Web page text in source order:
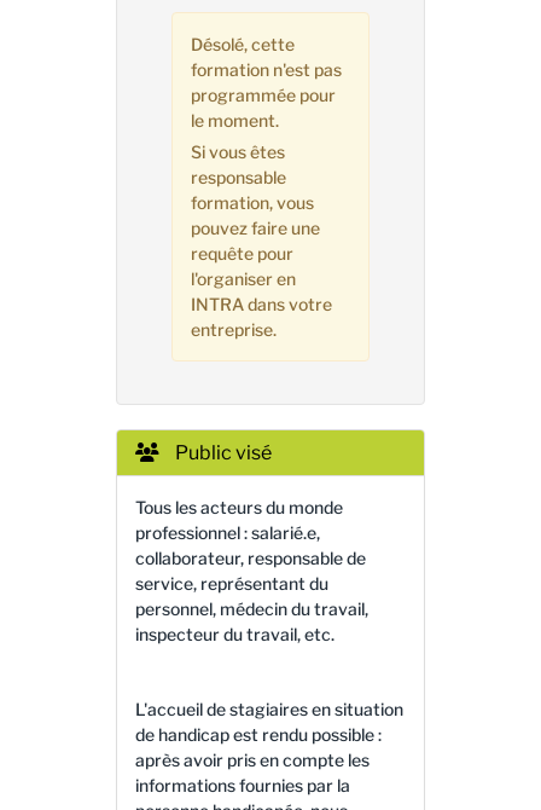
Désolé, cette
formation n'est pas
programmée pour
le moment.
Si vous êtes
responsable
formation, vous
pouvez faire une
requête pour
l'organiser en
INTRA dans votre
entreprise.
Public visé
Tous les acteurs du monde
professionnel : salarié.e,
collaborateur, responsable de
service, représentant du
personnel, médecin du travail,
inspecteur du travail, etc.
L'accueil de stagiaires en situation
de handicap est rendu possible :
après avoir pris en compte les
informations fournies par la